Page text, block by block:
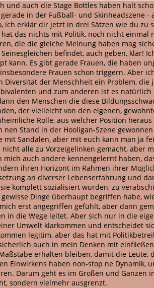
und auch die Stage Bottles haben halt
in der Fußball- und
ich erklär dir jetzt in drei Sätzen wie du
das nichts mit Politik, noch nicht
die die gleiche Meinung haben mag
befindet, auch geben, klar!
kann. Es gibt gerade Frauen, die haben
Frauen schon triggern. Aber
Diversität der Menschheit ein Problem,
und zum anderen ist es
den Menschen die diese
der vielleicht von den eigenen,
Rolle, aus welcher Position
nen Stand in der Hooligan-Szene
mit Sandalen, aber mit euch kann man ja
alle zu Vorzeigelinken gemacht, aber
mich auch andere kennengelernt haben,
ihren Horizont im Rahmen ihrer
an diverser Lebenserfahrung und
komplett sozialisiert wurden, zu
Dinge überhaupt begriffen habe,
erst angegriffen gefühlt, aber dann
in die Wege leitet. Aber sich nur in die
Umwelt klarkommen und entscheidet
legitim, aber das hat mit
auch in mein Denken mit
erhalten bleiben, damit die
Einwirkens haben non-stop ne Dynamik,
Darum geht es im Großen und
sondern vielmehr ausgrenzt.